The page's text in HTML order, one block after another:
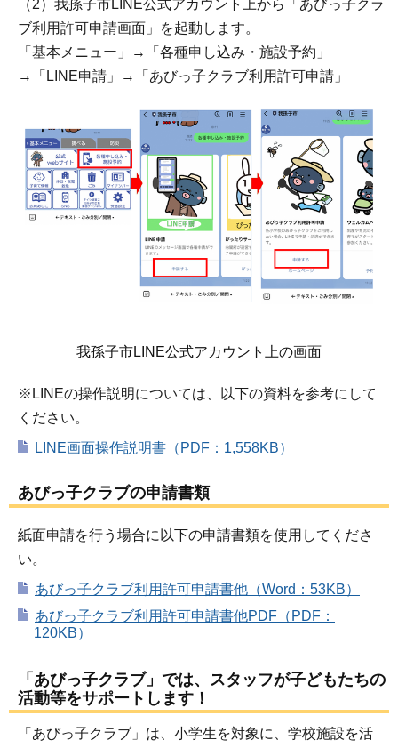
（2）我孫子市LINE公式アカウント上から「あびっ子クラ
ブ利用許可申請画面」を起動します。
「基本メニュー」→「各種申し込み・施設予約」
→「LINE申請」→「あびっ子クラブ利用許可申請」
我孫子市LINE公式アカウント上の画面
※LINEの操作説明については、以下の資料を参考にして
ください。
LINE画面操作説明書（PDF：1,558KB）
あびっ子クラブの申請書類
紙面申請を行う場合に以下の申請書類を使用してくださ
い。
あびっ子クラブ利用許可申請書他（Word：53KB）
あびっ子クラブ利用許可申請書他PDF（PDF：
120KB）
「あびっ子クラブ」では、スタッフが子どもたちの
活動等をサポートします！
「あびっ子クラブ」は、小学生を対象に、学校施設を活